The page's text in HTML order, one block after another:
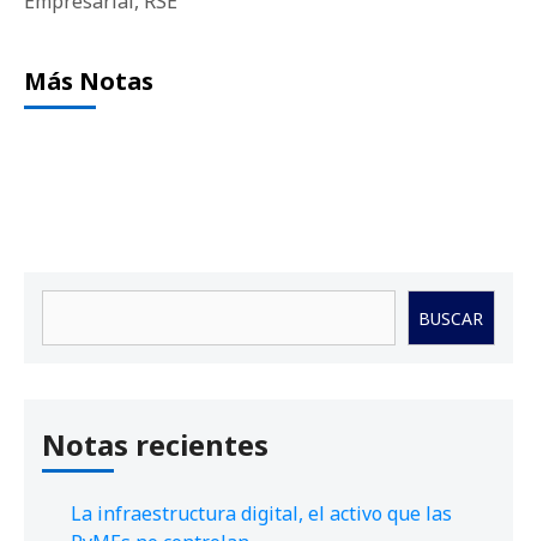
Más Notas
BUSCAR
Notas recientes
La infraestructura digital, el activo que las